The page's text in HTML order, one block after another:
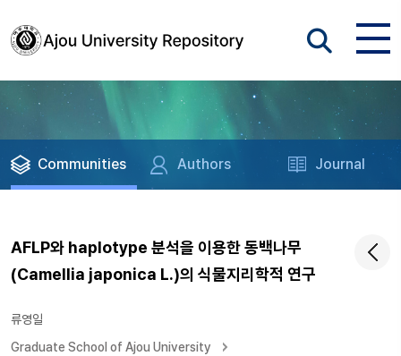
Communities Authors Journal
AFLP와 haplotype 분석을 이용한 동백나무
(Camellia japonica L.)의 식물지리학적 연구
류영일
Graduate School of Ajou University